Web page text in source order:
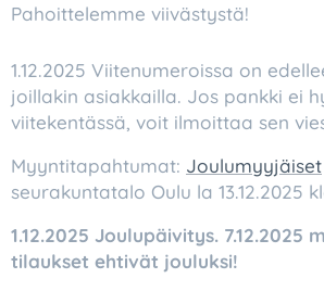
Pahoittelemme viivästystä!
1.12.2025 Viitenumeroissa on
joillakin asiakkailla. Jos pankki ei
viitekentässä, voit ilmoittaa sen
Myyntitapahtumat: Joulumyyjäiset
seurakuntatalo Oulu la 13.12.2025
1.12.2025 Joulupäivitys. 7.12.2025
tilaukset ehtivät jouluksi!